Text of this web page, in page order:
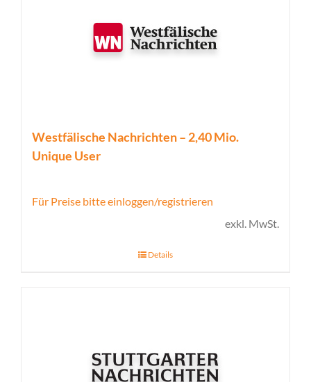
Westfälische Nachrichten – 2,40 Mio.
Unique User
Für Preise bitte einloggen/registrieren
exkl. MwSt.
Details